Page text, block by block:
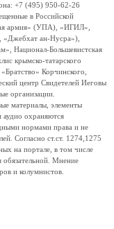
+7 (495) 950-62-26
в Российской
армия» (УПА), «ИГИЛ»,
ан-Нусра»),
Национал-Большевистская
крымско-татарского
Корчинского,
центр Свидетелей Иеговы
организации.
материалы, элементы
аудио охраняются
нормами права и не
Согласно ст.ст. 1274,1275
на портале, в том числе
обязательной. Мнение
и колумнистов.